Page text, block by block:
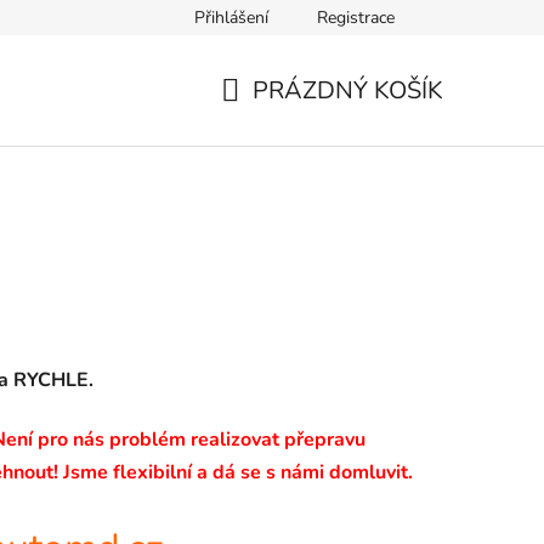
Přihlášení Registrace
PRÁZDNÝ KOŠÍK
pro nás problém realizovat přepravu
Jsme flexibilní a dá se s námi domluvit.